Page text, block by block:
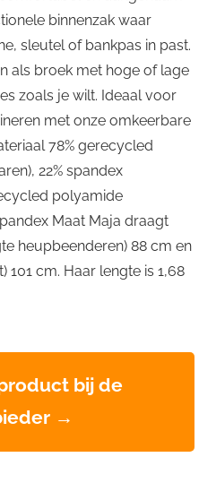
binnenzak waar
sleutel of bankpas in past.
als broek met hoge of lage
zoals je wilt. Ideaal voor
met onze omkeerbare
78% gerecycled
22% spandex
polyamide
Maat Maja draagt
heupbeenderen) 88 cm en
101 cm. Haar lengte is 1,68
bij de
→